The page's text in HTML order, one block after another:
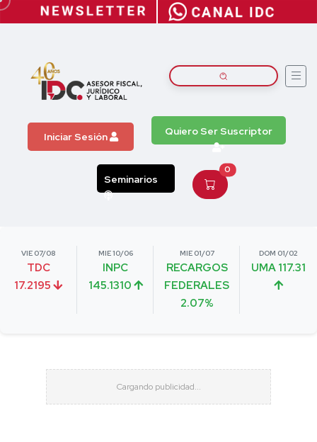
Iniciar Sesión Quiero Ser Suscriptor
Seminarios
0
VIE 07/08
TDC
17.2195
MIE 10/06
INPC
145.1310
MIE 01/07
RECARGOS
FEDERALES
2.07%
DOM 01/02
UMA 117.31